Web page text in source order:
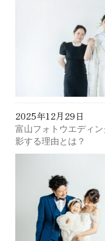
2025年12月29日
富山フォトウエディ
影する理由とは？